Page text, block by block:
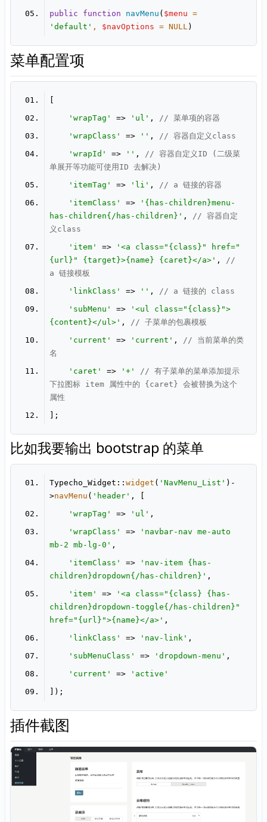
public
function navMenu ( $menu
'default' , $navOptions = NULL )
菜单配置项
'wrapTag'
=> 'ul' ,
// 菜单项的容器
'wrapClass'
=> '' ,
// 容器自定义class
'wrapId'
=> '' ,
// 容器自定义ID (二级菜
单展开等功能可使用ID 去解决)
'itemTag'
=> 'li' ,
// a 链接的容器
'itemClass'
=>
'{has-children}menu-
has-children{/has-children}' ,
// 容器自定
义class
'item'
=>
'<a class="{class}" href="
{url}" {target}>{name} {caret}</a>' ,
//
a 链接模板
'linkClass'
=> '' ,
// a 链接的 class
'subMenu'
=>
'<ul class="{class}">
{content}</ul>' ,
// 子菜单的包裹模板
'current'
=> 'current' ,
// 当前菜单的类
名
'caret'
=> '+'
// 有子菜单的菜单添加提示
下拉图标 item 属性中的 {caret} 会被替换为这个
属性
比如我要输出 bootstrap 的菜单
Typecho_Widget:: widget ( 'NavMenu_List' )-
>navMenu ( 'header'
'wrapTag'
=> 'ul'
'wrapClass'
=>
'navbar-nav me-auto
mb-2 mb-lg-0'
'itemClass'
=>
'nav-item {has-
children}dropdown{/has-children}'
'item'
=>
'<a class="{class} {has-
children}dropdown-toggle{/has-children}"
href="{url}">{name}</a>'
'linkClass'
=> 'nav-link'
'subMenuClass'
=> 'dropdown-menu'
'current'
=>
'active'
插件截图